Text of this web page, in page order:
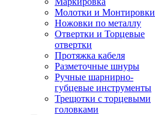
Молотки и Монтировки
Ножовки по металлу
Отвертки и Торцевые
отвертки
Протяжка кабеля
Разметочные шнуры
Ручные шарнирно-
губцевые инструменты
Трещотки с торцевыми
головками